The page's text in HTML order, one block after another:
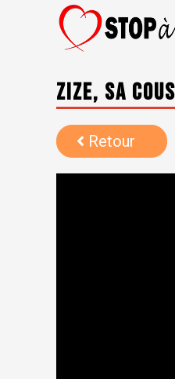
Zize, sa
Retour